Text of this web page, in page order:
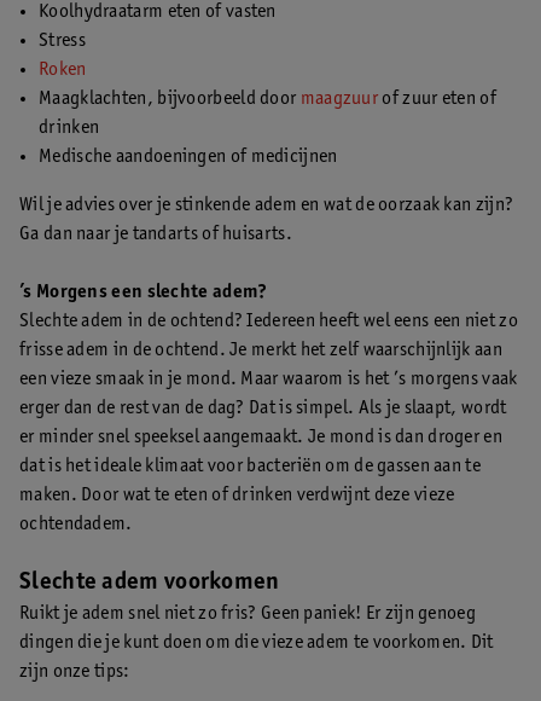
Koolhydraatarm eten of vasten
Stress
Roken
Maagklachten, bijvoorbeeld door maagzuur of zuur eten of
drinken
Medische aandoeningen of medicijnen
Wil je advies over je stinkende adem en wat de oorzaak kan zijn?
Ga dan naar je tandarts of huisarts.
’s Morgens een slechte adem?
Slechte adem in de ochtend? Iedereen heeft wel eens een niet zo
frisse adem in de ochtend. Je merkt het zelf waarschijnlijk aan
een vieze smaak in je mond. Maar waarom is het ’s morgens vaak
erger dan de rest van de dag? Dat is simpel. Als je slaapt, wordt
er minder snel speeksel aangemaakt. Je mond is dan droger en
dat is het ideale klimaat voor bacteriën om de gassen aan te
maken. Door wat te eten of drinken verdwijnt deze vieze
ochtendadem.
Slechte adem voorkomen
Ruikt je adem snel niet zo fris? Geen paniek! Er zijn genoeg
dingen die je kunt doen om die vieze adem te voorkomen. Dit
zijn onze tips: